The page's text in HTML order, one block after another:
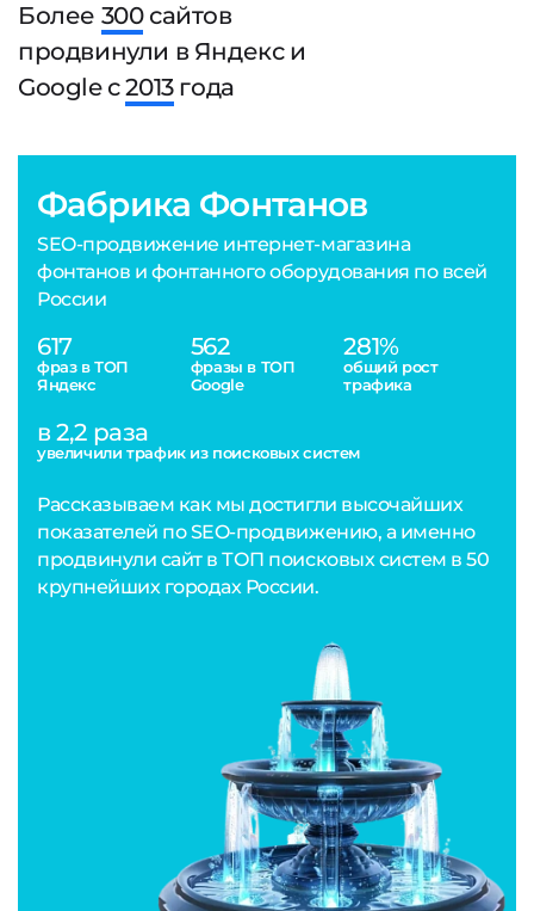
Более 300сайтов
продвинули в Яндекс и
Google с2013года
Фабрика Фонтанов
SEO-продвижение интернет-магазина
фонтанов и фонтанного оборудования по всей
России
617
фраз в ТОП
Яндекс
562
фразы в ТОП
Google
281%
общий рост
трафика
в 2,2 раза
увеличили трафик из поисковых систем
Рассказываем как мы достигли высочайших
показателей по SEO-продвижению, а именно
продвинули сайт в ТОП поисковых систем в 50
крупнейших городах России.